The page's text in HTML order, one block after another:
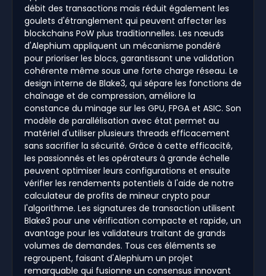
débit des transactions mais réduit également les
goulets d'étranglement qui peuvent affecter les
blockchains PoW plus traditionnelles. Les nœuds
d'Alephium appliquent un mécanisme pondéré
pour prioriser les blocs, garantissant une validation
cohérente même sous une forte charge réseau. Le
design interne de Blake3, qui sépare les fonctions de
chaînage et de compression, améliore la
constance du minage sur les GPU, FPGA et ASIC. Son
modèle de parallélisation avec état permet au
matériel d'utiliser plusieurs threads efficacement
sans sacrifier la sécurité. Grâce à cette efficacité,
les passionnés et les opérateurs à grande échelle
peuvent optimiser leurs configurations et ensuite
vérifier les rendements potentiels à l'aide de notre
calculateur de profits de mineur crypto pour
l'algorithme. Les signatures de transaction utilisent
Blake3 pour une vérification compacte et rapide, un
avantage pour les validateurs traitant de grands
volumes de demandes. Tous ces éléments se
regroupent, faisant d'Alephium un projet
remarquable qui fusionne un consensus innovant